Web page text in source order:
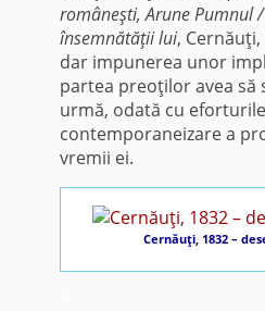
româneşti, Arune Pumnul
însemnătăţii lui, Cernăuţi,
dar impunerea unor
partea preoţilor avea să
urmă, odată cu
contemporaneizare a
vremii ei.
Cernăuţi, 1832 –